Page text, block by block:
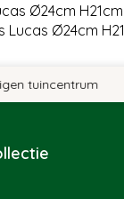
Ø24cm
Lucas Ø24cm
tuincentrum